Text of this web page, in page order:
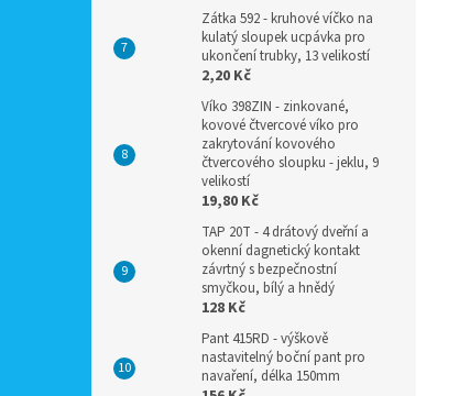
Zátka 592 - kruhové víčko na
kulatý sloupek ucpávka pro
ukončení trubky, 13 velikostí
2,20 Kč
Víko 398ZIN - zinkované,
kovové čtvercové víko pro
zakrytování kovového
čtvercového sloupku - jeklu, 9
velikostí
19,80 Kč
TAP 20T - 4 drátový dveřní a
okenní dagnetický kontakt
závrtný s bezpečnostní
smyčkou, bílý a hnědý
128 Kč
Pant 415RD - výškově
nastavitelný boční pant pro
navaření, délka 150mm